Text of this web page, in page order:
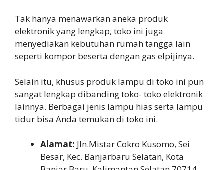
Tak hanya menawarkan aneka produk
elektronik yang lengkap, toko ini juga
menyediakan kebutuhan rumah tangga lain
seperti kompor beserta dengan gas elpijinya.
Selain itu, khusus produk lampu di toko ini pun
sangat lengkap dibanding toko- toko elektronik
lainnya. Berbagai jenis lampu hias serta lampu
tidur bisa Anda temukan di toko ini.
Alamat: Jln.Mistar Cokro Kusomo, Sei
Besar, Kec. Banjarbaru Selatan, Kota